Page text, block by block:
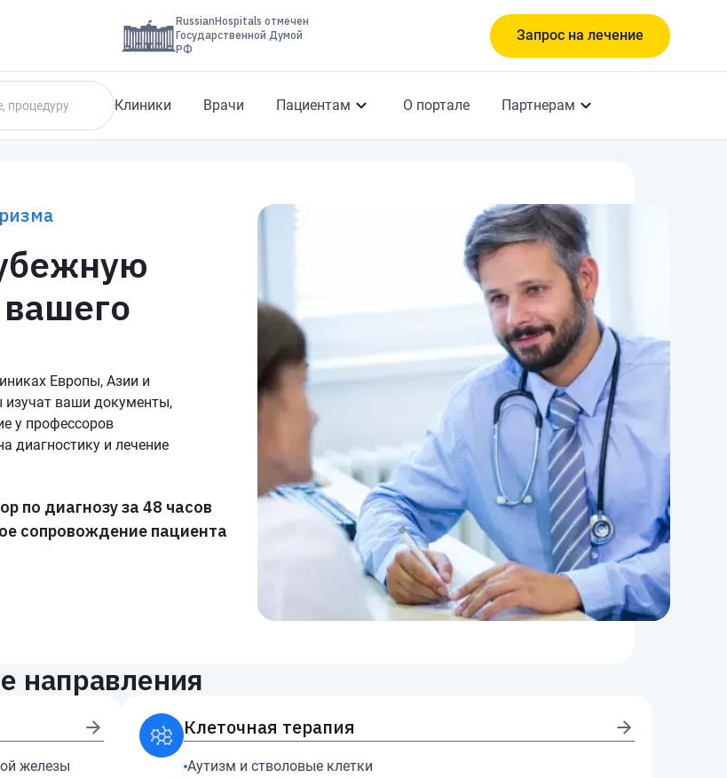
RussianHospitals отмечен
Государственной Думой
РФ
Запрос на лечение
Клиники Врачи Пациентам О портале Партнерам
Европы, Азии и
ваши документы,
у профессоров
диагностику и лечение
по диагнозу за 48 часов
сопровождение пациента
направления
железы
Клеточная терапия
Аутизм и стволовые клетки